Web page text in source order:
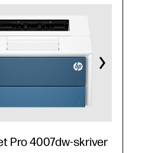
Pro 4007dw-skriver